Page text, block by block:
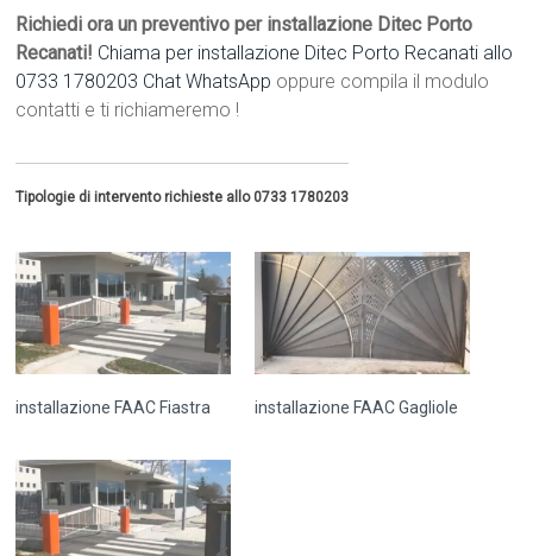
Richiedi ora un preventivo per installazione Ditec Porto
Recanati! Chiama per installazione Ditec Porto Recanati allo
0733 1780203 Chat WhatsApp oppure compila il modulo
contatti e ti richiameremo !
Tipologie di intervento richieste allo 0733 1780203
installazione FAAC Fiastra installazione FAAC Gagliole